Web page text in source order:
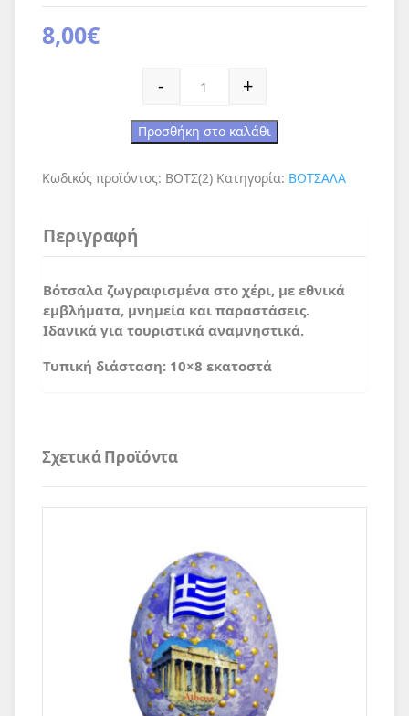
8,00€
- +
Προσθήκη στο καλάθι
Κωδικός προϊόντος: ΒΟΤΣ(2) Κατηγορία: ΒΟΤΣΑΛΑ
Περιγραφή
Βότσαλα ζωγραφισμένα στο χέρι, με εθνικά
εμβλήματα, μνημεία και παραστάσεις.
Ιδανικά για τουριστικά αναμνηστικά.
Τυπική διάσταση: 10×8 εκατοστά
Σχετικά Προϊόντα